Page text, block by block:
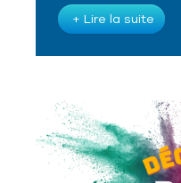
+ Lire la suite